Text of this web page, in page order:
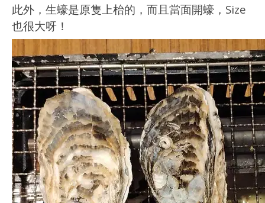
此外，生蠔是原隻上枱的，而且當面開蠔，Size
也很大呀！